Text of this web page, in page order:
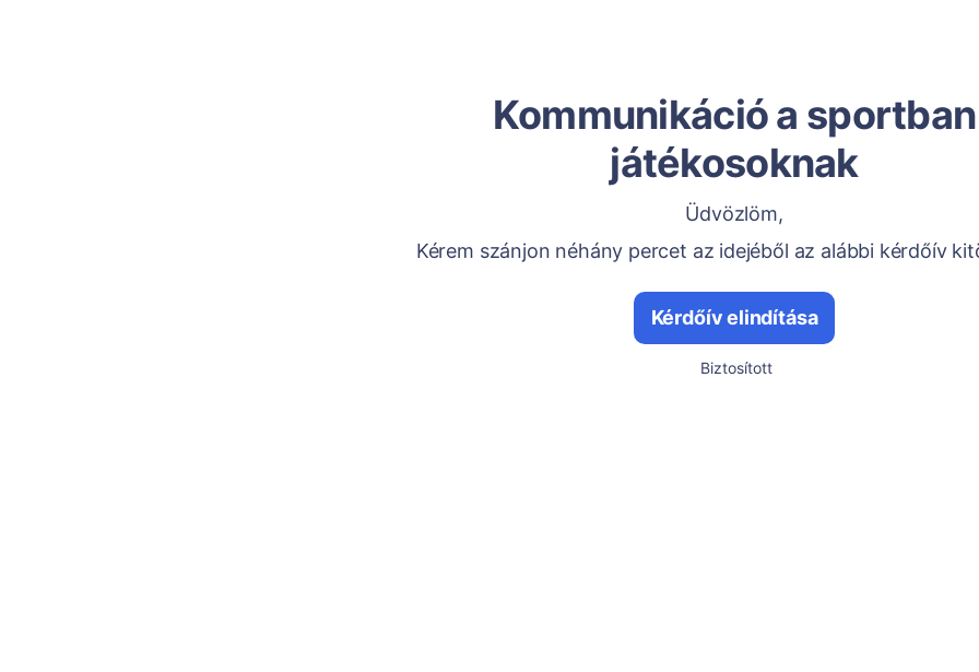
Kommunikáció a sportban
játékosoknak
Üdvözlöm,
Kérem szánjon néhány percet az idejéből az alábbi kérdőív
Kérdőív elindítása
Biztosított